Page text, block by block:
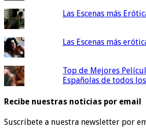
Las Escenas más
Las Escenas más
Top de Mejores
Españolas de todos
Recibe nuestras noticias por email
Suscribete a nuestra newsletter por